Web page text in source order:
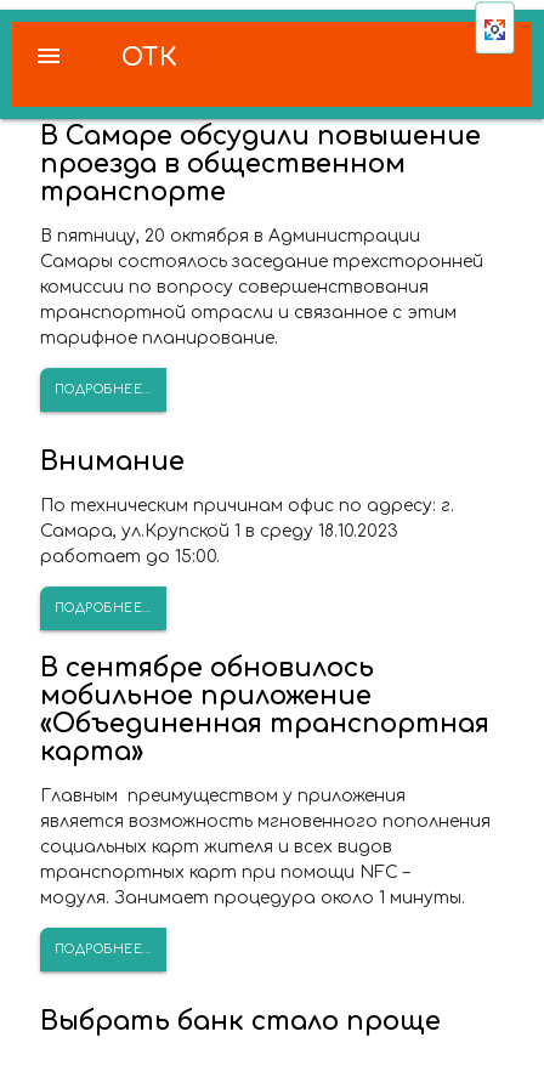
ОТК
menu
В Самаре обсудили повышение
проезда в общественном
транспорте
В пятницу, 20 октября в Администрации
Самары состоялось заседание трехсторонней
комиссии по вопросу совершенствования
транспортной отрасли и связанное с этим
тарифное планирование.
ПОДРОБНЕЕ...
Внимание
По техническим причинам офис по адресу: г.
Самара, ул.Крупской 1 в среду 18.10.2023
работает до 15:00.
ПОДРОБНЕЕ...
В сентябре обновилось
мобильное приложение
«Объединенная транспортная
карта»
Главным преимуществом у приложения
является возможность мгновенного пополнения
социальных карт жителя и всех видов
транспортных карт при помощи NFC –
модуля. Занимает процедура около 1 минуты.
ПОДРОБНЕЕ...
Выбрать банк стало проще